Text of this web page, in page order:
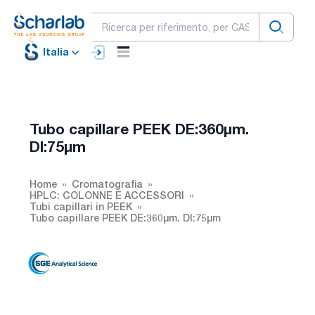
Italia
Tubo capillare PEEK DE:360µm.
DI:75µm
Home
Cromatografia
HPLC: COLONNE E ACCESSORI
Tubi capillari in PEEK
Tubo capillare PEEK DE:360µm. DI:75µm